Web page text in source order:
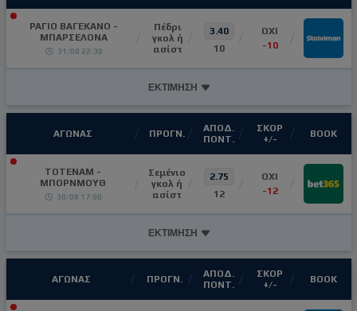
ΡΑΓΙΟ ΒΑΓΕΚΑΝΟ -
ΜΠΑΡΣΕΛΟΝΑ
31/08 22:30
Πέδρι
γκολ ή
ασίστ
3.40
10
OXI
-10
ΕΚΤΙΜΗΣΗ
ΑΓΩΝΑΣ ΠΡΟΓΝ.
ΑΠΟΔ.
ΠΟΝΤ.
ΣΚΟΡ
+/-
ΒΟΟΚ
ΤΟΤΕΝΑΜ -
ΜΠΟΡΝΜΟΥΘ
30/08 17:00
Σεμένιο
γκολ ή
ασίστ
2.75
12
ΟΧΙ
-12
ΕΚΤΙΜΗΣΗ
ΑΓΩΝΑΣ ΠΡΟΓΝ.
ΑΠΟΔ.
ΠΟΝΤ.
ΣΚΟΡ
+/-
ΒΟΟΚ